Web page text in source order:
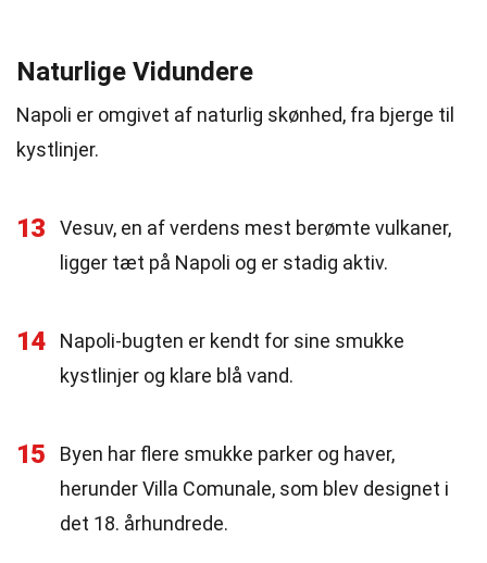
Naturlige Vidundere
Napoli er omgivet af naturlig skønhed, fra bjerge til
kystlinjer.
13
Vesuv, en af verdens mest berømte vulkaner,
ligger tæt på Napoli og er stadig aktiv.
14
Napoli-bugten er kendt for sine smukke
kystlinjer og klare blå vand.
15
Byen har flere smukke parker og haver,
herunder Villa Comunale, som blev designet i
det 18. århundrede.